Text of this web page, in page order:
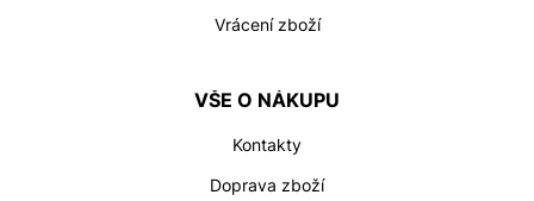
Vrácení zboží
VŠE O NÁKUPU
Kontakty
Doprava zboží